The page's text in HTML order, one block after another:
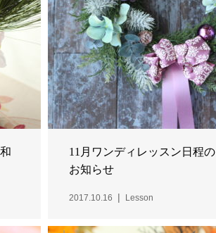
11月ワンディレッスン日程の
お知らせ
2017.10.16 Lesson